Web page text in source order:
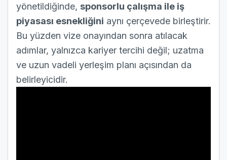
yönetildiğinde, sponsorlu çalışma ile iş
piyasası esnekliğini aynı çerçevede birleştirir.
Bu yüzden vize onayından sonra atılacak
adımlar, yalnızca kariyer tercihi değil; uzatma
ve uzun vadeli yerleşim planı açısından da
belirleyicidir.